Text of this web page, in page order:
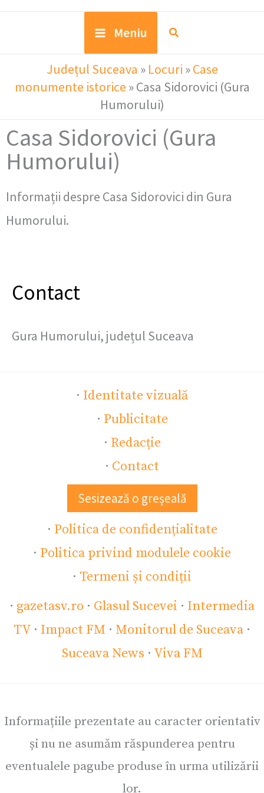
Meniu
Județul Suceava » Locuri »Case
monumente istorice »Casa Sidorovici (Gura
Humorului)
Casa Sidorovici (Gura
Humorului)
Informații despre Casa Sidorovici din Gura
Humorului.
Contact
Gura Humorului, județul Suceava
· Identitate vizuală
· Publicitate
· Redacție
· Contact
Sesizează o greșeală
· Politica de confidențialitate
· Politica privind modulele cookie
· Termeni și condiții
· gazetasv.ro · Glasul Sucevei · Intermedia
TV · Impact FM · Monitorul de Suceava ·
Suceava News · Viva FM
Informațiile prezentate au caracter orientativ
și nu ne asumăm răspunderea pentru
eventualele pagube produse în urma utilizării
lor.